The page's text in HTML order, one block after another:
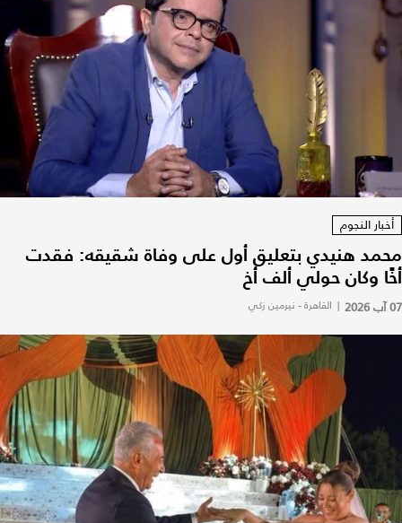
أخبار النجوم
محمد هنيدي بتعليق أول على وفاة شقيقه: فقدت
أخًا وكان حولي ألف أخ
07 آب 2026 | القاهرة - نيرمين زكي